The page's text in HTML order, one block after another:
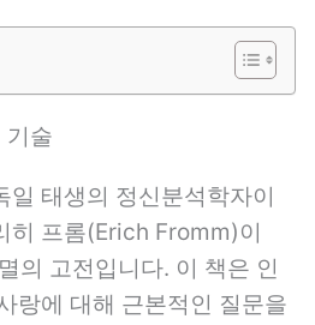
기술
일 태생의 정신분석학자이
히 프롬(Erich Fromm)이
의 고전입니다. 이 책은 인
랑에 대해 근본적인 질문을